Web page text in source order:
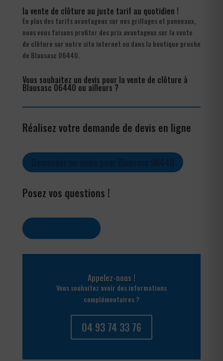
la vente de clôture au juste tarif au quotidien !
En plus des tarifs avantageux sur nos grillages et panneaux,
nous vous faisons profiter des prix avantageux sur la vente
de clôture sur notre site internet ou dans la boutique proche
de Blausasc 06440.
Vous souhaitez un devis pour la vente de clôture à
Blausasc 06440 ou ailleurs ?
Réalisez votre demande de devis en ligne
Posez vos questions !
Appelez-nous !
Vous souhaitez avoir des informations
complémentaires ?
04 93 74 33 76